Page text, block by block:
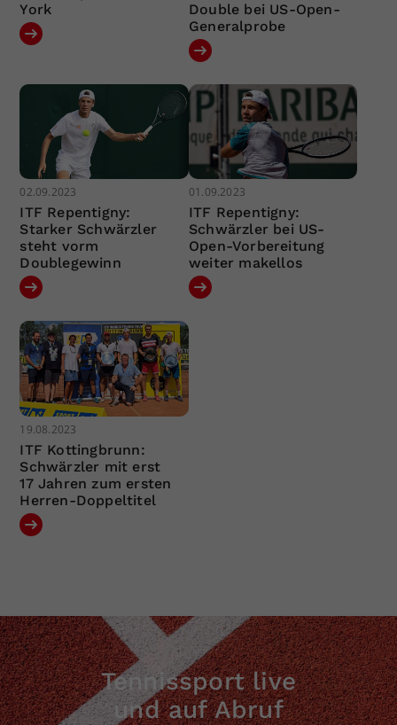
York
Double bei US-Open-
Generalprobe
02.09.2023
ITF Repentigny:
Starker Schwärzler
steht vorm
Doublegewinn
01.09.2023
ITF Repentigny:
Schwärzler bei US-
Open-Vorbereitung
weiter makellos
19.08.2023
ITF Kottingbrunn:
Schwärzler mit erst
17 Jahren zum ersten
Herren-Doppeltitel
Tennissport live
und auf Abruf